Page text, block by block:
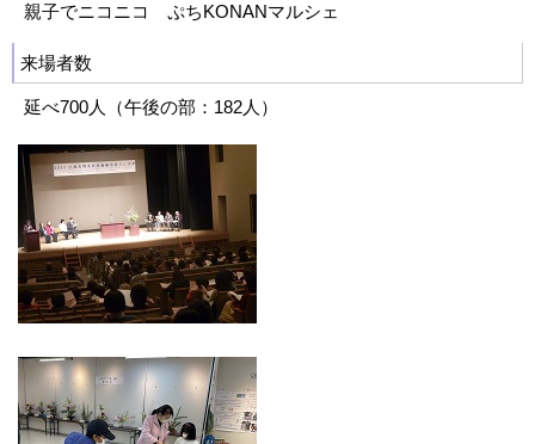
親子でニコニコ ぷちKONANマルシェ
来場者数
延べ700人（午後の部：182人）